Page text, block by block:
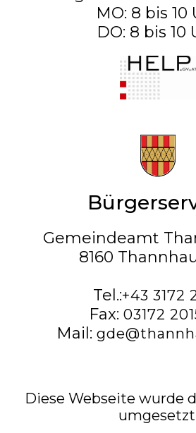
MO: 8 bis 10
DO: 8 bis 10
Gemeindeamt
8160
Tel.:+43 3172
Fax: 03172
Mail:
Diese Webseite wurde